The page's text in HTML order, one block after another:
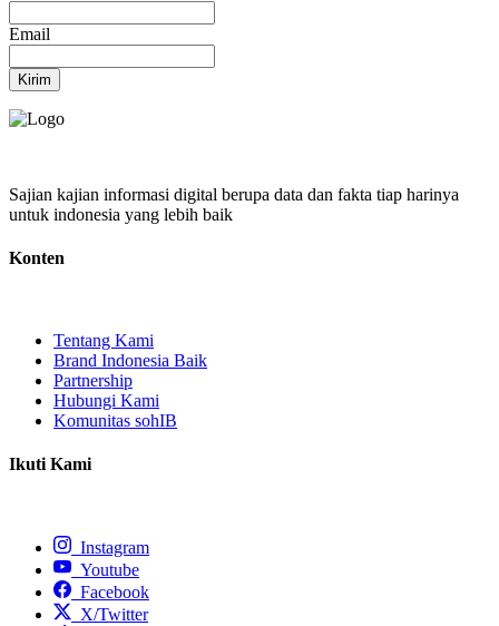
Email
Kirim
Sajian kajian informasi digital berupa data dan fakta tiap harinya
untuk indonesia yang lebih baik
Konten
Tentang Kami
Brand Indonesia Baik
Partnership
Hubungi Kami
Komunitas sohIB
Ikuti Kami
Instagram
Youtube
Facebook
X/Twitter